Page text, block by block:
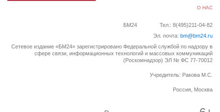
О НАС
БМ24
Тел.: 8(495)211-04-82
Эл. почта: bm@bm24.ru
Сетевое издание «БМ24» зарегистрировано Федеральной службой по надзору в
сфере связи, информационных технологий и массовых коммуникаций
(Роскомнадзор) ЭЛ № ФС 77-70012
Учредитель: Ракова М.С.
Россия, Москва